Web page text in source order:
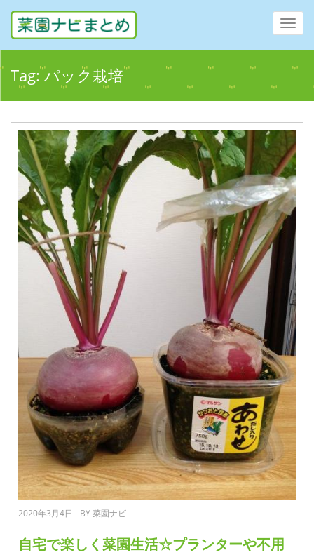
Tag:パック栽培
2020年3月4日 - BY 菜園ナビ
自宅で楽しく菜園生活☆プランターや不用